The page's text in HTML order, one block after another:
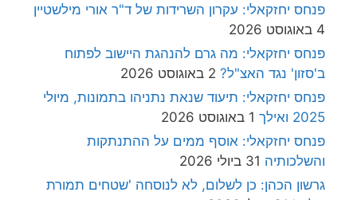
פנחס יחזקאלי: עקרון השרידות של ד"ר אורי מילשטיין
4 באוגוסט 2026
פנחס יחזקאלי: מה גרם להנהגת היישוב לפתוח
ב'סזון' נגד האצ"ל? 2 באוגוסט 2026
פנחס יחזקאלי: תיעוד שנאת נתניהו בתמונות, מיולי
2025 ואילך
1 באוגוסט 2026
פנחס יחזקאלי: אוסף ממים על ההתנתקות
והשלכותיה 31 ביולי 2026
גרשון הכהן: כן לשלום, לא לנוסחה 'שטחים תמורת